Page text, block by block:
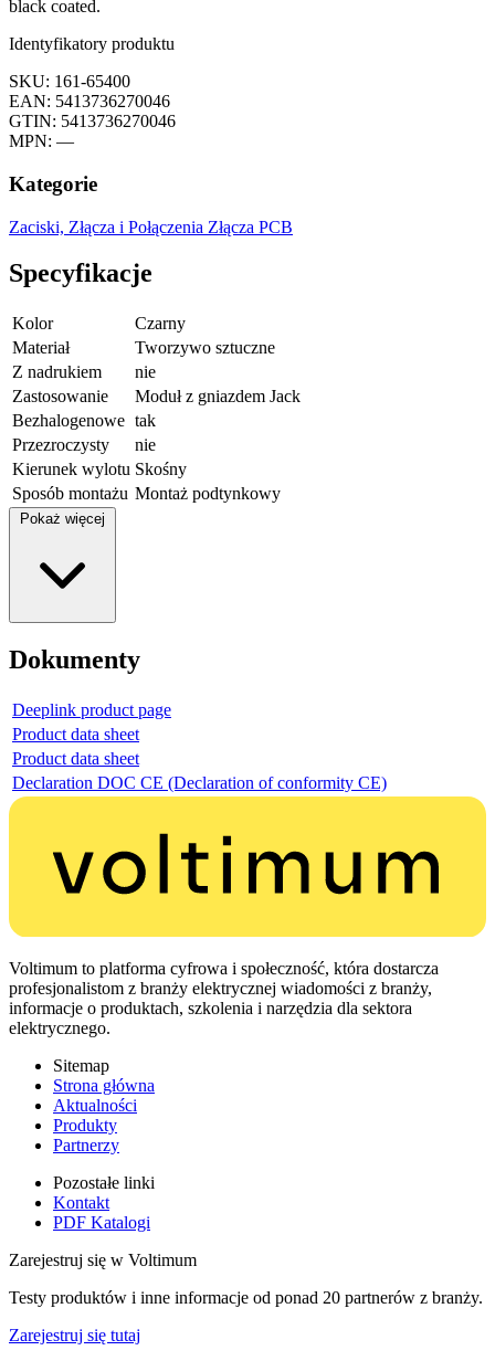
black coated.
Identyfikatory produktu
SKU: 161-65400
EAN: 5413736270046
GTIN: 5413736270046
MPN: —
Kategorie
Zaciski, Złącza i Połączenia Złącza PCB
Specyfikacje
Kolor
Czarny
Materiał
Tworzywo sztuczne
Z nadrukiem
nie
Zastosowanie
Moduł z gniazdem Jack
Bezhalogenowe tak
Przezroczysty
nie
Kierunek wylotu Skośny
Sposób montażu Montaż podtynkowy
Pokaż więcej
Dokumenty
Deeplink product page
Product data sheet
Product data sheet
Declaration DOC CE (Declaration of conformity CE)
Voltimum to platforma cyfrowa i społeczność, która dostarcza
profesjonalistom z branży elektrycznej wiadomości z branży,
informacje o produktach, szkolenia i narzędzia dla sektora
elektrycznego.
Sitemap
Strona główna
Aktualności
Produkty
Partnerzy
Pozostałe linki
Kontakt
PDF Katalogi
Zarejestruj się w Voltimum
Testy produktów i inne informacje od ponad 20 partnerów z branży.
Zarejestruj się tutaj